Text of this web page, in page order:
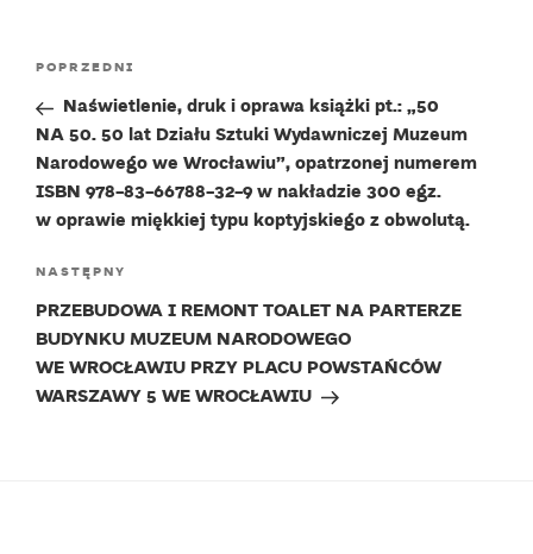
Nawigacja
Poprzedni
wpis
POPRZEDNI
Naświetlenie, druk i oprawa książki pt.: „50
NA 50. 50 lat Działu Sztuki Wydawniczej Muzeum
Narodowego we Wrocławiu”, opatrzonej numerem
ISBN 978-83-66788-32-9 w nakładzie 300 egz.
w oprawie miękkiej typu koptyjskiego z obwolutą.
Następny
wpis
NASTĘPNY
PRZEBUDOWA I REMONT TOALET NA PARTERZE
BUDYNKU MUZEUM NARODOWEGO
WE WROCŁAWIU PRZY PLACU POWSTAŃCÓW
WARSZAWY 5 WE WROCŁAWIU